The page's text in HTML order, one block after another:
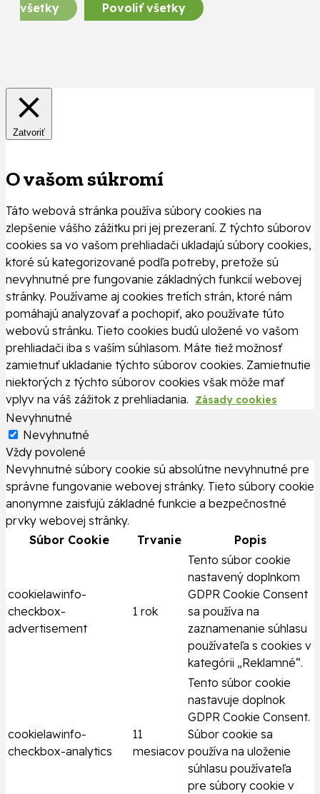
všetky
Povoliť všetky
Zatvoriť
O vašom súkromí
Táto webová stránka používa súbory cookies na
zlepšenie vášho zážitku pri jej prezeraní. Z týchto súborov
cookies sa vo vašom prehliadači ukladajú súbory cookies,
ktoré sú kategorizované podľa potreby, pretože sú
nevyhnutné pre fungovanie základných funkcií webovej
stránky. Používame aj cookies tretích strán, ktoré nám
pomáhajú analyzovať a pochopiť, ako používate túto
webovú stránku. Tieto cookies budú uložené vo vašom
prehliadači iba s vaším súhlasom. Máte tiež možnosť
zamietnuť ukladanie týchto súborov cookies. Zamietnutie
niektorých z týchto súborov cookies však môže mať
vplyv na váš zážitok z prehliadania.
Zásady cookies
Nevyhnutné
Nevyhnutné
Vždy povolené
Nevyhnutné súbory cookie sú absolútne nevyhnutné pre
správne fungovanie webovej stránky. Tieto súbory cookie
anonymne zaisťujú základné funkcie a bezpečnostné
prvky webovej stránky.
Súbor Cookie
Trvanie Popis
cookielawinfo-
checkbox-
advertisement
1 rok
Tento súbor cookie
nastavený doplnkom
GDPR Cookie Consent
sa používa na
zaznamenanie súhlasu
používateľa s cookies v
kategórii „Reklamné“.
cookielawinfo-
checkbox-analytics
11
mesiacov
Tento súbor cookie
nastavuje doplnok
GDPR Cookie Consent.
Súbor cookie sa
používa na uloženie
súhlasu používateľa
pre súbory cookie v